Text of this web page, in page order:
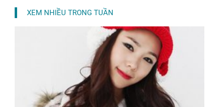
XEM NHIỀU TRONG TUẦN